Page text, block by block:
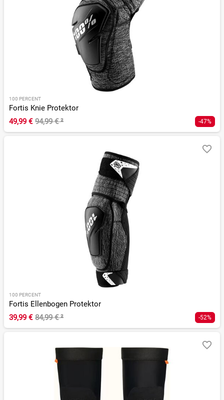
100 PERCENT
Fortis Knie Protektor
49,99 € 94,99 €² -47%
100 PERCENT
Fortis Ellenbogen Protektor
39,99 € 84,99 €² -52%